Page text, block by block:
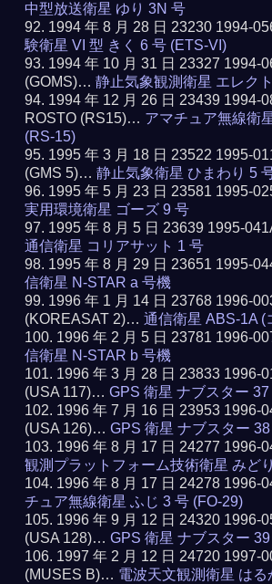
中型放送衛星 ゆり 3N 号
1994 年 8 月 28 日 23230 1994-
験衛星 VI 型 きく 6 号 (ETS-VI)
1994 年 10 月 31 日 23327 1994-
(GOMS)…静止気象観測衛星 エレク
1994 年 12 月 26 日 23439 1994-
ROSTO (RS15)… アマチュア無線衛
(RS-15)
1995 年 3 月 18 日 23522 1995-
(GMS 5)…静止気象衛星 ひまわり 5
1995 年 5 月 23 日 23581 1995-
実用環境衛星 ゴーズ 9 号
1995 年 8 月 5 日 23639 1995-
通信衛星 コリアサット 1 号
1995 年 8 月 29 日 23651 1995-
信衛星 N-STAR a 号機
1996 年 1 月 14 日 23768 1996-
(KOREASAT 2)…通信衛星 ABS-1A (
1996 年 2 月 5 日 23781 1996-
信衛星 N-STAR b 号機
1996 年 3 月 28 日 23833 1996-
(USA 117)…GPS 衛星 ナブスター
1996 年 7 月 16 日 23953 1996-
(USA 126)…GPS 衛星 ナブスター
1996 年 8 月 17 日 24277
観測プラットフォーム技術衛星 みど
1996 年 8 月 17 日 24278 1996-
チュア無線衛星 ふじ 3 号 (FO-29)
1996 年 9 月 12 日 24320 1996-
(USA 128)…GPS 衛星 ナブスター
1997 年 2 月 12 日 24720 1997-
(MUSES B)… 電波天文観測衛星 は